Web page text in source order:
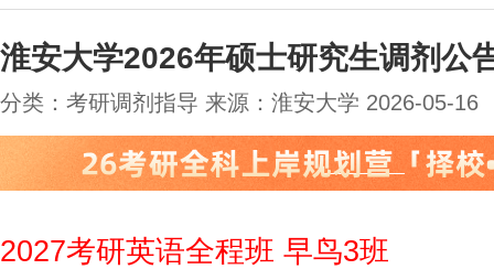
淮安大学2026年硕士研究生调剂公
分类：考研调剂指导 来源：淮安大学 2026-05-
2027考研英语全程班 早鸟3班